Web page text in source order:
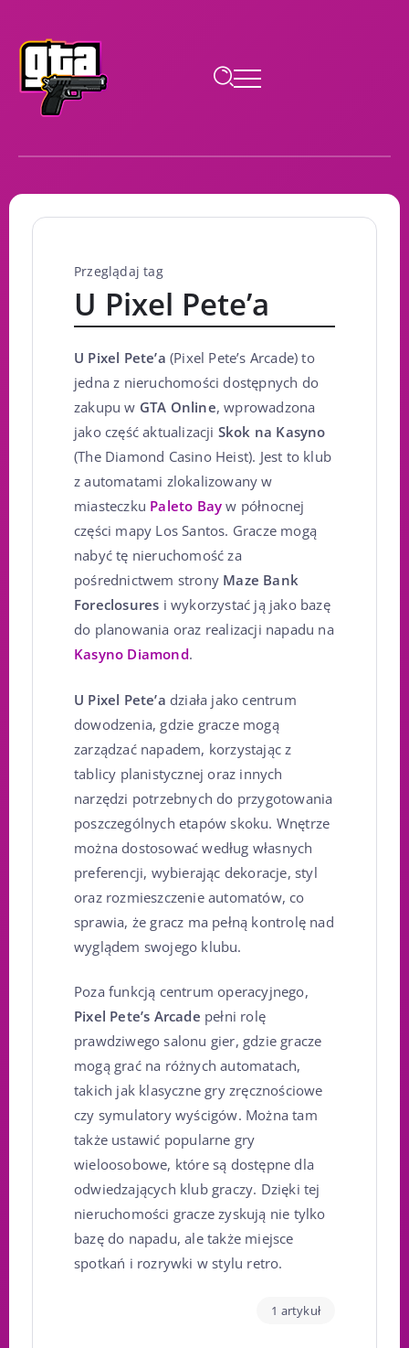
Przeglądaj tag
U Pixel Pete’a
U Pixel Pete’a (Pixel Pete’s Arcade) to
jedna z nieruchomości dostępnych do
zakupu w GTA Online, wprowadzona
jako część aktualizacji Skok na Kasyno
(The Diamond Casino Heist). Jest to klub
z automatami zlokalizowany w
miasteczku Paleto Bay w północnej
części mapy Los Santos. Gracze mogą
nabyć tę nieruchomość za
pośrednictwem strony Maze Bank
Foreclosures i wykorzystać ją jako bazę
do planowania oraz realizacji napadu na
Kasyno Diamond.
U Pixel Pete’a działa jako centrum
dowodzenia, gdzie gracze mogą
zarządzać napadem, korzystając z
tablicy planistycznej oraz innych
narzędzi potrzebnych do przygotowania
poszczególnych etapów skoku. Wnętrze
można dostosować według własnych
preferencji, wybierając dekoracje, styl
oraz rozmieszczenie automatów, co
sprawia, że gracz ma pełną kontrolę nad
wyglądem swojego klubu.
Poza funkcją centrum operacyjnego,
Pixel Pete’s Arcade pełni rolę
prawdziwego salonu gier, gdzie gracze
mogą grać na różnych automatach,
takich jak klasyczne gry zręcznościowe
czy symulatory wyścigów. Można tam
także ustawić popularne gry
wieloosobowe, które są dostępne dla
odwiedzających klub graczy. Dzięki tej
nieruchomości gracze zyskują nie tylko
bazę do napadu, ale także miejsce
spotkań i rozrywki w stylu retro.
1 artykuł